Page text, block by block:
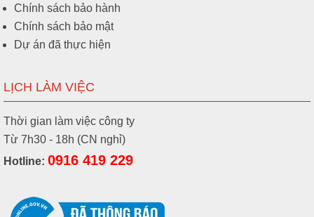
Chính sách bảo hành
Chính sách bảo mật
Dự án đã thực hiện
LỊCH LÀM VIỆC
Thời gian làm việc công ty
Từ 7h30 - 18h (CN nghỉ)
Hotline: 0916 419 229